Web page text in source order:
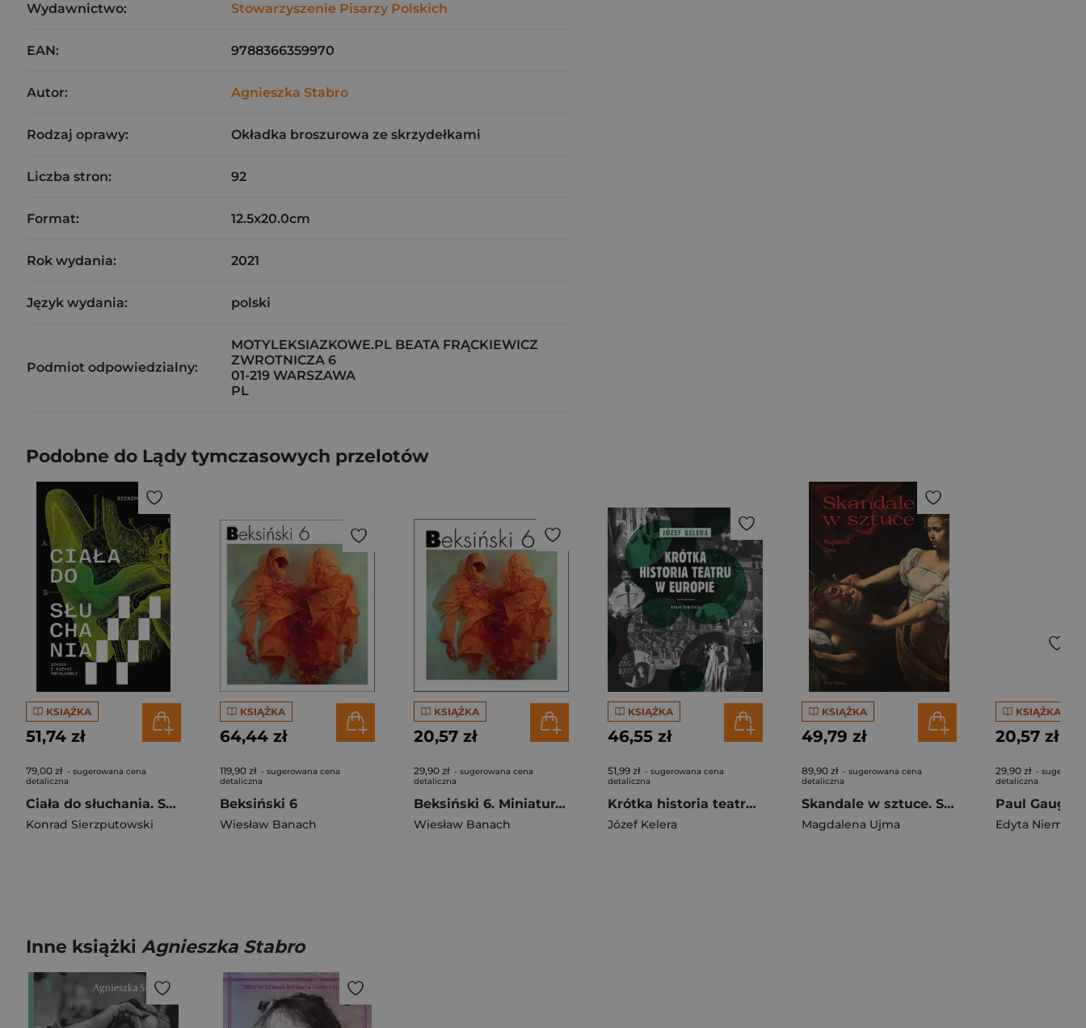
Wydawnictwo: Stowarzyszenie Pisarzy Polskich
EAN: 9788366359970
Autor: Agnieszka Stabro
Rodzaj oprawy: Okładka broszurowa ze skrzydełkami
Liczba stron: 92
Format: 12.5x20.0cm
Rok wydania: 2021
Język wydania: polski
Podmiot odpowiedzialny:
MOTYLEKSIAZKOWE.PL BEATA FRĄCKIEWICZ
ZWROTNICZA 6
01-219 WARSZAWA
PL
Podobne do Lądy tymczasowych przelotów
KSIĄŻKA
51,74 zł
79,00 zł - sugerowana cena
detaliczna
Ciała do słuchania. Szkice z muzyki popularnej
Konrad Sierzputowski
KSIĄŻKA
64,44 zł
119,90 zł - sugerowana cena
detaliczna
Beksiński 6
Wiesław Banach
KSIĄŻKA
20,57 zł
29,90 zł - sugerowana cena
detaliczna
Beksiński 6. Miniatura albumu
Wiesław Banach
KSIĄŻKA
46,55 zł
51,99 zł - sugerowana cena
detaliczna
Krótka historia teatru w Europie. Tom drugi
Józef Kelera
KSIĄŻKA
49,79 zł
89,90 zł - sugerowana cena
detaliczna
Skandale w sztuce. Sztuka i życie
Magdalena Ujma
KSIĄŻKA
20,57 zł
29,90 zł -
detaliczna
Edyta Niemiec-
Inne książki Agnieszka Stabro